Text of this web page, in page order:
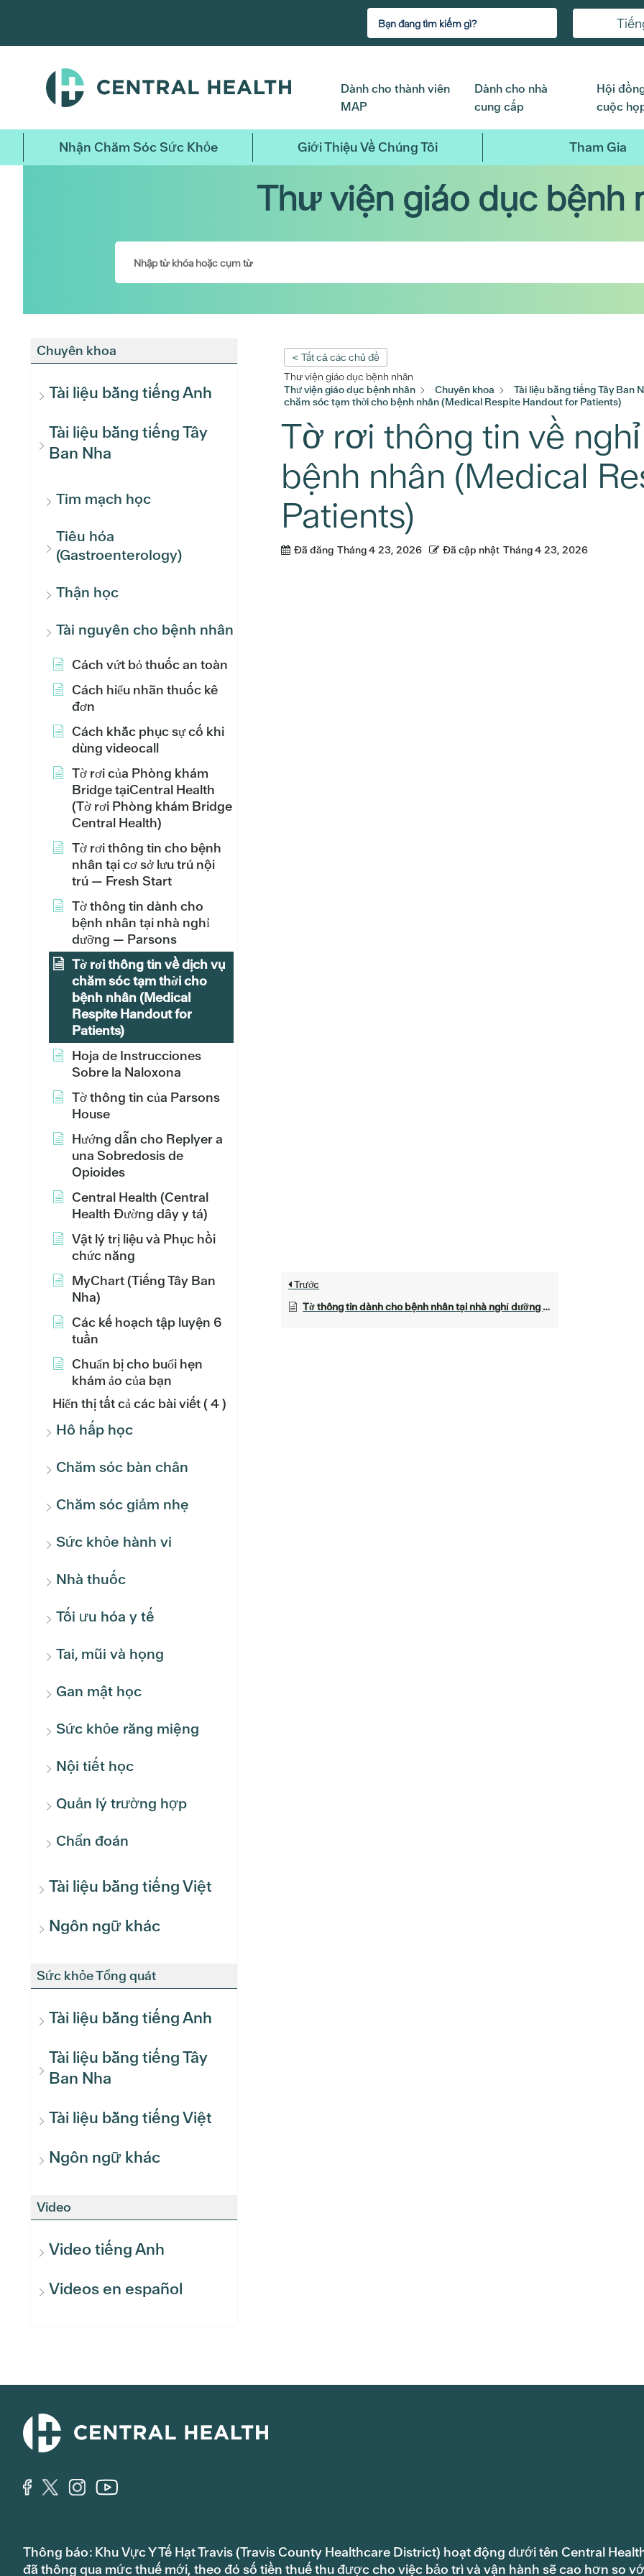
nội
chính
Dành cho thành viên
MAP
Dành cho nhà
cung cấp
Hội
cuộc
Nhận Chăm Sóc Sức Khỏe Giới Thiệu Về Chúng Tôi Tham Gia
Thư viện giáo dục bệnh
Chuyên khoa
Tài liệu bằng tiếng Anh
Tài liệu bằng tiếng Tây
Ban Nha
Tim mạch học
Tiêu hóa
(Gastroenterology)
Thận học
Tài nguyên cho bệnh nhân
Cách vứt bỏ thuốc an toàn
Cách hiểu nhãn thuốc kê
đơn
Cách khắc phục sự cố khi
dùng videocall
Tờ rơi của Phòng khám
Bridge tạiCentral Health
(Tờ rơi Phòng khám Bridge
Central Health)
Tờ rơi thông tin cho bệnh
nhân tại cơ sở lưu trú nội
trú — Fresh Start
Tờ thông tin dành cho
bệnh nhân tại nhà nghỉ
dưỡng — Parsons
Tờ rơi thông tin về dịch vụ
chăm sóc tạm thời cho
bệnh nhân (Medical
Respite Handout for
Patients)
Hoja de Instrucciones
Sobre la Naloxona
Tờ thông tin của Parsons
House
Hướng dẫn cho Replyer a
una Sobredosis de
Opioides
Central Health (Central
Health Đường dây y tá)
Vật lý trị liệu và Phục hồi
chức năng
MyChart (Tiếng Tây Ban
Nha)
Các kế hoạch tập luyện 6
tuần
Chuẩn bị cho buổi hẹn
khám ảo của bạn
Hiển thị tất cả các bài viết( 4 )
Hô hấp học
Chăm sóc bàn chân
Chăm sóc giảm nhẹ
Sức khỏe hành vi
Nhà thuốc
Tối ưu hóa y tế
Tai, mũi và họng
Gan mật học
Sức khỏe răng miệng
Nội tiết học
Quản lý trường hợp
Chẩn đoán
Tài liệu bằng tiếng Việt
Ngôn ngữ khác
Sức khỏe Tổng quát
Tài liệu bằng tiếng Anh
Tài liệu bằng tiếng Tây
Ban Nha
Tài liệu bằng tiếng Việt
Ngôn ngữ khác
Video
Video tiếng Anh
Videos en español
< Tất cả các chủ đề
Thư viện giáo dục bệnh nhân
Thư viện giáo dục bệnh nhân
Chuyên khoa Tài liệu bằng tiếng Tây Ban
chăm sóc tạm thời cho bệnh nhân (Medical Respite Handout for Patients)
Tờ rơi thông tin về
bệnh nhân (Medical
Patients)
Đã đăng Tháng 4 23, 2026 Đã cập nhật Tháng 4 23, 2026
Trước
Tờ thông tin dành cho bệnh nhân tại nhà nghỉ dưỡng — Parsons
Thông báo: Khu Vực Y Tế Hạt Travis (Travis County Healthcare District) hoạt động dưới tên Central
đã thông qua mức thuế mới, theo đó số tiền thuế thu được cho việc bảo trì và vận hành sẽ cao hơn so